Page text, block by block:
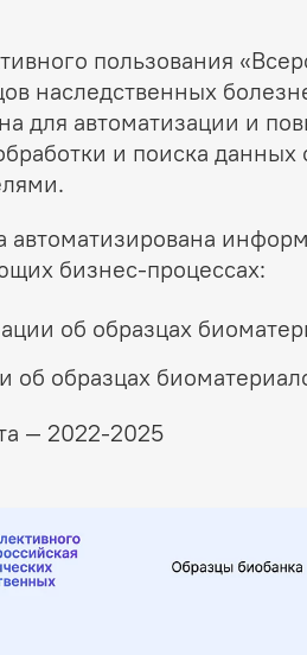
пользования
наследственных
для автоматизации и
и поиска данных
автоматизирована
бизнес-процессах:
об образцах
об образцах
— 2022-2025